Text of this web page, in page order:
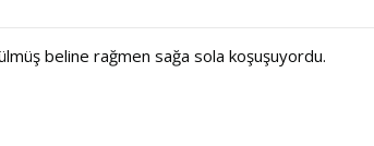
beline rağmen sağa sola koşuşuyordu.